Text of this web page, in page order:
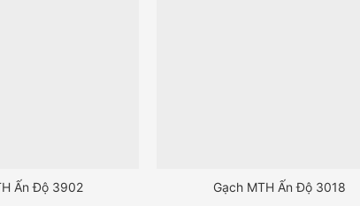
Ấn Độ 3902 Gạch MTH Ấn Độ 3018